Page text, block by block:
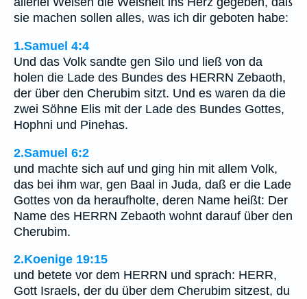
sie machen sollen alles, was ich dir geboten habe:
1.Samuel 4:4
Und das Volk sandte gen Silo und ließ von da
holen die Lade des Bundes des HERRN Zebaoth,
der über den Cherubim sitzt. Und es waren da die
zwei Söhne Elis mit der Lade des Bundes Gottes,
Hophni und Pinehas.
2.Samuel 6:2
und machte sich auf und ging hin mit allem Volk,
das bei ihm war, gen Baal in Juda, daß er die Lade
Gottes von da heraufholte, deren Name heißt: Der
Name des HERRN Zebaoth wohnt darauf über den
Cherubim.
2.Koenige 19:15
und betete vor dem HERRN und sprach: HERR,
Gott Israels, der du über dem Cherubim sitzest, du